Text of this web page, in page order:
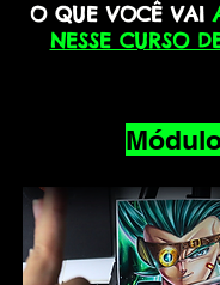
O QUE VOCÊ VAI
NESSE CURSO